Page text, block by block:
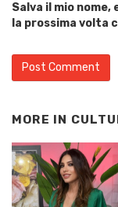
Salva il mio
la prossima volta
MORE IN